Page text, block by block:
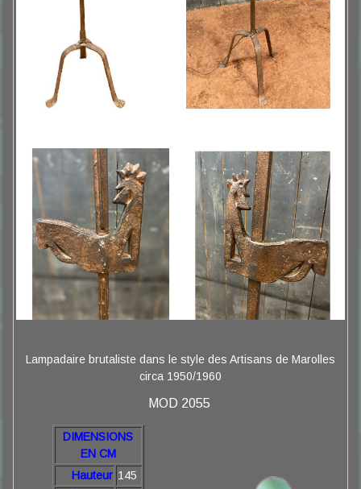
Lampadaire brutaliste dans le style des Artisans de Marolles
circa 1950/1960
MOD 2055
DIMENSIONS
EN CM
Hauteur 145